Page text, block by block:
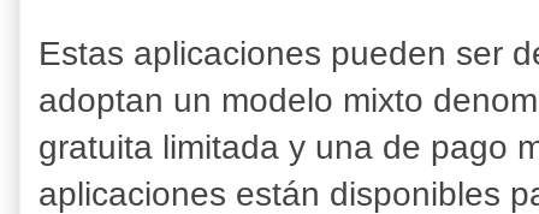
Estas aplicaciones pueden ser
adoptan un modelo mixto
gratuita limitada y una de pago
aplicaciones están disponibles